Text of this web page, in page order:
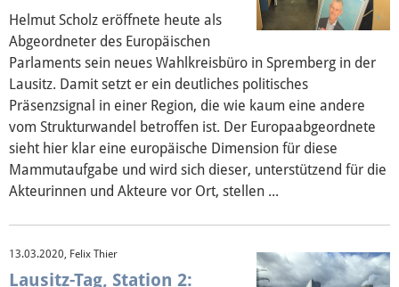
Vor Ort
Kontakt
Reden
Termine
Helmut Scholz eröffnete heute als
Abgeordneter des Europäischen
Parlaments sein neues Wahlkreisbüro in Spremberg in der
Lausitz. Damit setzt er ein deutliches politisches
Präsenzsignal in einer Region, die wie kaum eine andere
vom Strukturwandel betroffen ist. Der Europaabgeordnete
sieht hier klar eine europäische Dimension für diese
Mammutaufgabe und wird sich dieser, unterstützend für die
Akteurinnen und Akteure vor Ort, stellen ...
13.03.2020, Felix Thier
Lausitz-Tag, Station 2: